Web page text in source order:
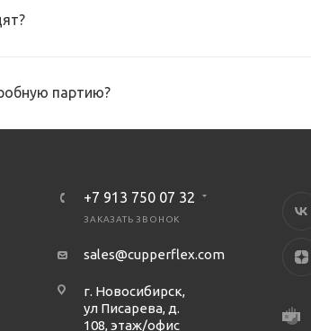
партию?
+7 913 750 07 32
ЗАКАЗАТЬ ЗВОНОК
sales@cupperflex.com
г. Новосибирск,
ул Писарева, д.
108, этаж/офис